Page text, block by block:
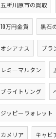
五所川原市の買取
10万円金貨 黒石
オシアナス ブラ
レミーマルタン
ブライトリング
ジッピーウォレット
カメリア キャビ